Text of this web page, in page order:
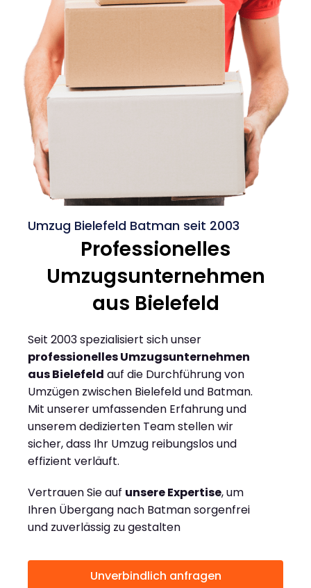
Umzug Bielefeld Batman seit 2003
Professionelles
Umzugsunternehmen
aus Bielefeld
Seit 2003 spezialisiert sich unser
professionelles Umzugsunternehmen
aus Bielefeld auf die Durchführung von
Umzügen zwischen Bielefeld und Batman.
Mit unserer umfassenden Erfahrung und
unserem dedizierten Team stellen wir
sicher, dass Ihr Umzug reibungslos und
effizient verläuft.
Vertrauen Sie auf unsere Expertise, um
Ihren Übergang nach Batman sorgenfrei
und zuverlässig zu gestalten
Unverbindlich anfragen